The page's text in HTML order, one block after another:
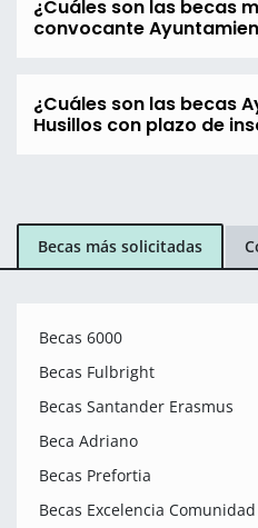
¿Cuáles son las becas
convocante
¿Cuáles son las becas
Husillos con plazo de
Becas más solicitadas
Becas 6000
Becas Fulbright
Becas Santander Erasmus
Beca Adriano
Becas Prefortia
Becas Excelencia